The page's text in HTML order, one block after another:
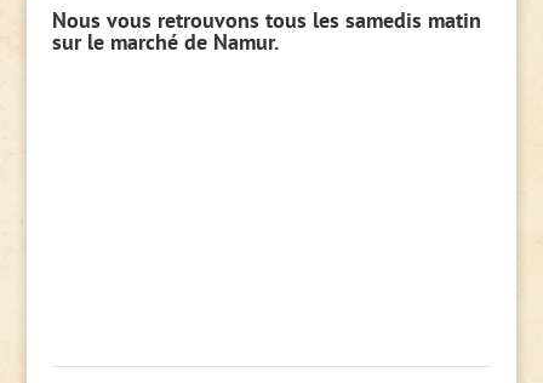
Nous vous retrouvons tous les samedis matin
sur le marché de Namur.